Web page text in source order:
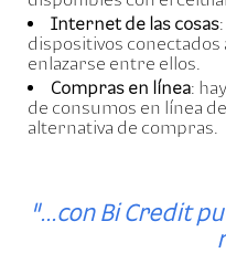
Internet de las cosas
dispositivos conectados
enlazarse entre ellos.
Compras en línea:
de consumos en línea
alternativa de compras.
"...con Bi Credit